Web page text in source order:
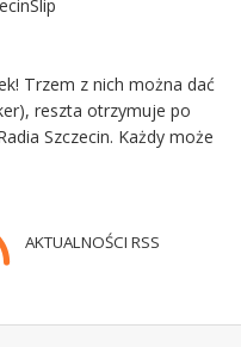
Trzem z nich można dać
reszta otrzymuje po
Szczecin. Każdy może
AKTUALNOŚCI RSS